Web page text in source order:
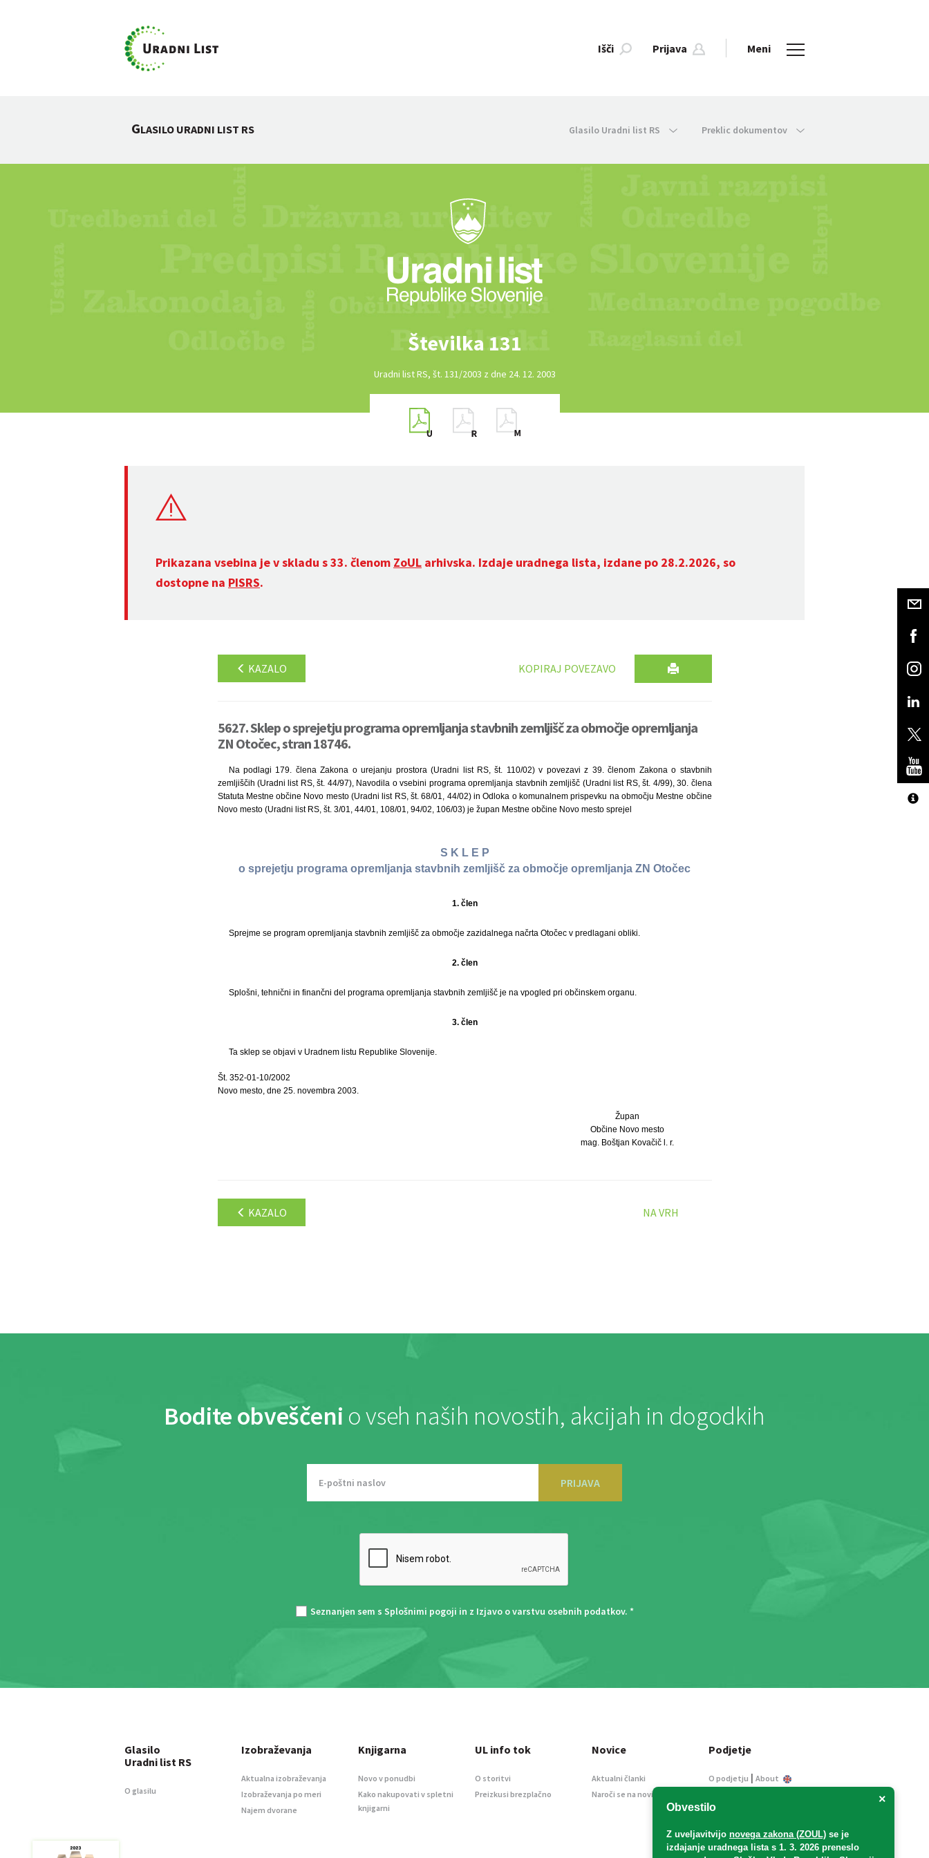
Išči Prijava Meni
GLASILO URADNI LIST RS Glasilo Uradni list RS Preklic dokumentov
Številka 131
Uradni list RS, št. 131/2003 z dne 24. 12. 2003
Prikazana vsebina je v skladu s 33. členom ZoUL arhivska. Izdaje uradnega lista, izdane po 28.2.2026, so
dostopne na PISRS.
KAZALO KOPIRAJ POVEZAVO
5627. Sklep o sprejetju programa opremljanja stavbnih zemljišč za območje opremljanja
ZN Otočec, stran 18746.
Na podlagi 179. člena Zakona o urejanju prostora (Uradni list RS, št. 110/02) v povezavi z 39. členom Zakona o stavbnih
zemljiščih (Uradni list RS, št. 44/97), Navodila o vsebini programa opremljanja stavbnih zemljišč (Uradni list RS, št. 4/99), 30. člena
Statuta Mestne občine Novo mesto (Uradni list RS, št. 68/01, 44/02) in Odloka o komunalnem prispevku na območju Mestne občine
Novo mesto (Uradni list RS, št. 3/01, 44/01, 108/01, 94/02, 106/03) je župan Mestne občine Novo mesto sprejel
S K L E P
o sprejetju programa opremljanja stavbnih zemljišč za območje opremljanja ZN Otočec
1. člen
Sprejme se program opremljanja stavbnih zemljišč za območje zazidalnega načrta Otočec v predlagani obliki.
2. člen
Splošni, tehnični in finančni del programa opremljanja stavbnih zemljišč je na vpogled pri občinskem organu.
3. člen
Ta sklep se objavi v Uradnem listu Republike Slovenije.
Št. 352-01-10/2002
Novo mesto, dne 25. novembra 2003.
Župan
Občine Novo mesto
mag. Boštjan Kovačič l. r.
KAZALO NA VRH
Bodite obveščeni o vseh naših novostih, akcijah in dogodkih
PRIJAVA
Seznanjen sem s Splošnimi pogoji in z Izjavo o varstvu osebnih podatkov. *
×
Obvestilo
Z uveljavitvijo novega zakona (ZOUL) se je
izdajanje uradnega lista s 1. 3. 2026 preneslo
Glasilo
Uradni list RS
O glasilu
Izobraževanja
Aktualna izobraževanja
Izobraževanja po meri
Najem dvorane
Knjigarna
Novo v ponudbi
Kako nakupovati v spletni
knjigarni
UL info tok
O storitvi
Preizkusi brezplačno
Novice
Aktualni članki
Naroči se na novice
Podjetje
O podjetju | About
Informacije javnega
Oglaševanje
Splošni pogoji